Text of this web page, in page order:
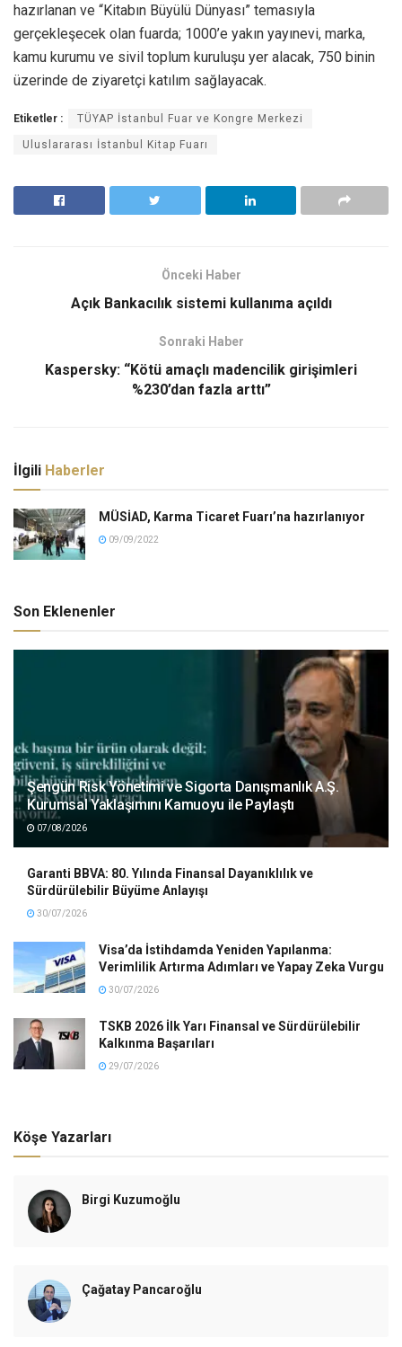
hazırlanan ve “Kitabın Büyülü Dünyası” temasıyla
gerçekleşecek olan fuarda; 1000’e yakın yayınevi, marka,
kamu kurumu ve sivil toplum kuruluşu yer alacak, 750 binin
üzerinde de ziyaretçi katılım sağlayacak.
Etiketler : TÜYAP İstanbul Fuar ve Kongre Merkezi
Uluslararası İstanbul Kitap Fuarı
Önceki Haber
Açık Bankacılık sistemi kullanıma açıldı
Sonraki Haber
Kaspersky: “Kötü amaçlı madencilik girişimleri
%230’dan fazla arttı”
İlgili Haberler
MÜSİAD, Karma Ticaret Fuarı’na hazırlanıyor
09/09/2022
Son Eklenenler
Şengün Risk Yönetimi ve Sigorta Danışmanlık A.Ş.
Kurumsal Yaklaşımını Kamuoyu ile Paylaştı
07/08/2026
Garanti BBVA: 80. Yılında Finansal Dayanıklılık ve
Sürdürülebilir Büyüme Anlayışı
30/07/2026
Visa’da İstihdamda Yeniden Yapılanma:
Verimlilik Artırma Adımları ve Yapay Zeka Vurgu
30/07/2026
TSKB 2026 İlk Yarı Finansal ve Sürdürülebilir
Kalkınma Başarıları
29/07/2026
Köşe Yazarları
Birgi Kuzumoğlu
Çağatay Pancaroğlu